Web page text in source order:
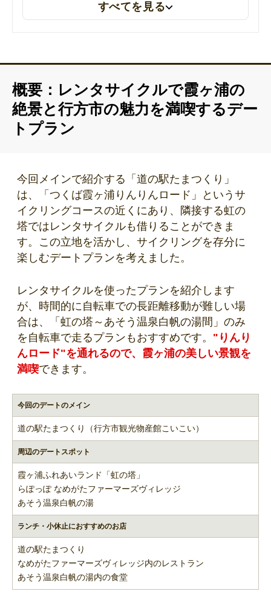
2025年10月8日
すべてを見る
概要：レンタサイクルで霞ヶ浦の
絶景と行方市の魅力を満喫するデー
トプラン
今回メインで紹介する「道の駅たまつくり」
は、「つくば霞ヶ浦りんりんロード」というサ
イクリングコースの近くにあり、隣接する虹の
塔ではレンタサイクルも借りることができま
す。この立地を活かし、サイクリングを存分に
楽しむデートプランを考えました。
レンタサイクルを使ったプランを紹介します
が、時間的に自転車での長距離移動が難しい場
合は、「虹の塔～あそう温泉白帆の湯間」のみ
を自転車で走るプランもおすすめです。 "りんり
んロード"を通れるので、霞ヶ浦の美しい景観を
満喫できます。
今回のデートのメイン
道の駅たまつくり（行方市観光物産館こいこい）
周辺のデートスポット
霞ヶ浦ふれあいランド「虹の塔」
らぽっぽ なめがたファーマーズヴィレッジ
あそう温泉白帆の湯
ランチ・小休止におすすめのお店
道の駅たまつくり
なめがたファーマーズヴィレッジ内のレストラン
あそう温泉白帆の湯内の食堂